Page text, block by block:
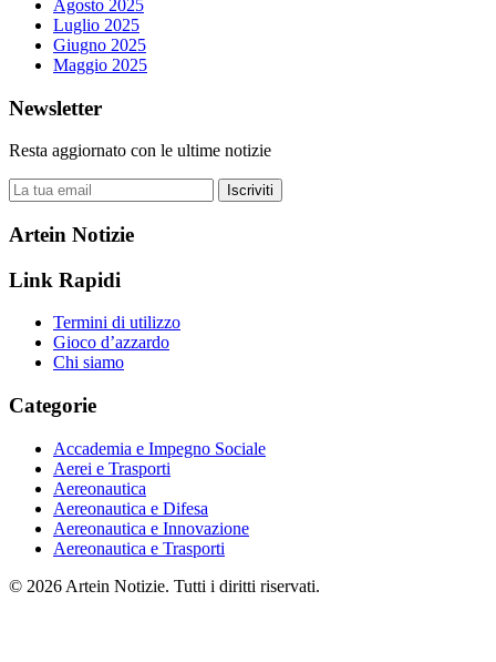
Agosto 2025
Luglio 2025
Giugno 2025
Maggio 2025
Newsletter
Resta aggiornato con le ultime notizie
Iscriviti
Artein Notizie
Link Rapidi
Termini di utilizzo
Gioco d’azzardo
Chi siamo
Categorie
Accademia e Impegno Sociale
Aerei e Trasporti
Aereonautica
Aereonautica e Difesa
Aereonautica e Innovazione
Aereonautica e Trasporti
© 2026 Artein Notizie. Tutti i diritti riservati.